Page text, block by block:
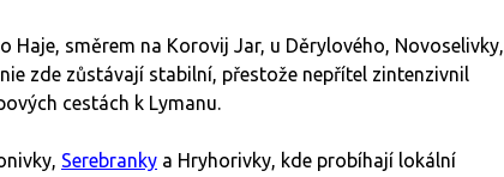
Haje, směrem na Korovij Jar, u Děrylového, Novoselivky,
zde zůstávají stabilní, přestože nepřítel zintenzivnil
cestách k Lymanu.
Serebranky a Hryhorivky, kde probíhají lokální